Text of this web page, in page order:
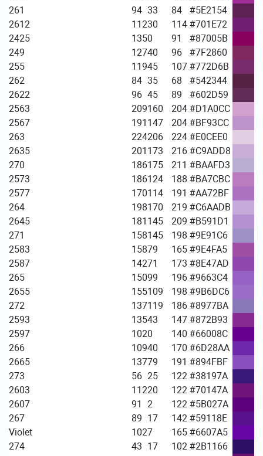
261
94 33 84
#5E2154
2612
11230 114 #701E72
2425
1350 91
#87005B
249
12740 96
#7F2860
255
11945 107 #772D6B
262
84 35 68
#542344
2622
96 45 89
#602D59
2563
209160 204 #D1A0CC
2567
191 147 204 #BF93CC
263
224206 224 #E0CEE0
2635
201 173 216 #C9ADD8
270
186175 211 #BAAFD3
2573
186124 188 #BA7CBC
2577
170114 191 #AA72BF
264
198170 219 #C6AADB
2645
181 145 209 #B591D1
271
158145 198 #9E91C6
2583
15879 165 #9E4FA5
2587
14271 173 #8E47AD
265
15099 196 #9663C4
2655
155109 198 #9B6DC6
272
137119 186 #8977BA
2593
13543 147 #872B93
2597
1020 140 #66008C
266
10940 170 #6D28AA
2665
13779 191 #894FBF
273
56 25 122 #38197A
2603
11220 122 #70147A
2607
91 2 122 #5B027A
267
89 17 142 #59118E
Violet
1027 165 #6607A5
274
43 17 102 #2B1166